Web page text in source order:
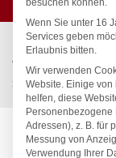
Start /
Wassertechnik
xaria Mehrzweck-
besuchen können.
Wenn Sie unter 16
Services geben
Erlaubnis bitten.
Wir verwenden
Website. Einige
helfen, diese
Personenbezogene
Adressen), z. B. für
Messung von
Verwendung Ihrer